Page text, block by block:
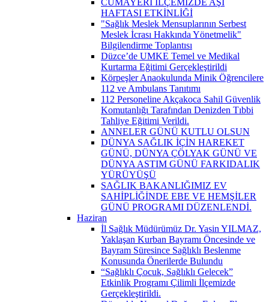
HAFTASI ETKİNLİĞİ
"Sağlık Meslek Mensuplarının Serbest
Meslek İcrası Hakkında Yönetmelik"
Bilgilendirme Toplantısı
Düzce’de UMKE Temel ve Medikal
Kurtarma Eğitimi Gerçekleştirildi
Körpeşler Anaokulunda Minik Öğrencilere
112 ve Ambulans Tanıtımı
112 Personeline Akçakoca Sahil Güvenlik
Komutanlığı Tarafından Denizden Tıbbi
Tahliye Eğitimi Verildi.
ANNELER GÜNÜ KUTLU OLSUN
DÜNYA SAĞLIK İÇİN HAREKET
GÜNÜ, DÜNYA ÇÖLYAK GÜNÜ VE
DÜNYA ASTIM GÜNÜ FARKIDALIK
YÜRÜYÜŞÜ
SAĞLIK BAKANLIĞIMIZ EV
SAHİPLİĞİNDE EBE VE HEMŞİLER
GÜNÜ PROGRAMI DÜZENLENDİ.
Haziran
İl Sağlık Müdürümüz Dr. Yasin YILMAZ,
Yaklaşan Kurban Bayramı Öncesinde ve
Bayram Süresince Sağlıklı Beslenme
Konusunda Önerilerde Bulundu
“Sağlıklı Çocuk, Sağlıklı Gelecek”
Etkinlik Programı Çilimli İlçemizde
Gerçekleştirildi.